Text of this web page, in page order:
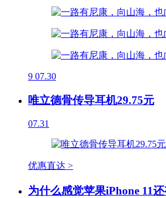
9 07.30
唯立德骨传导耳机29.75元
07.31
优惠直达 >
为什么感觉苹果iPhone 11